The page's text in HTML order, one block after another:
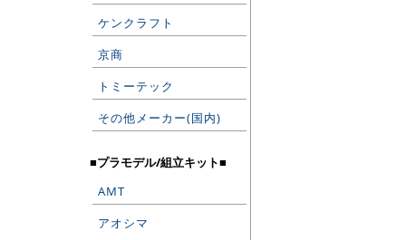
ケンクラフト
京商
トミーテック
その他メーカー(国内)
■プラモデル/組立キット■
AMT
アオシマ